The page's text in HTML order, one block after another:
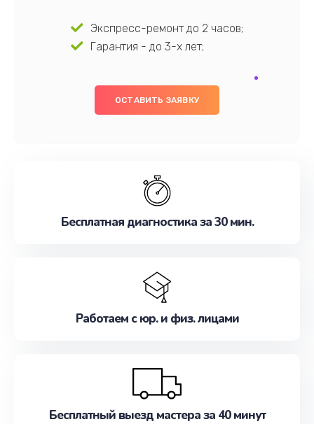
Экспресс-ремонт до 2 часов;
Гарантия - до 3-х лет;
ОСТАВИТЬ ЗАЯВКУ
Бесплатная диагностика за 30 мин.
Работаем с юр. и физ. лицами
Бесплатный выезд мастера за 40 минут